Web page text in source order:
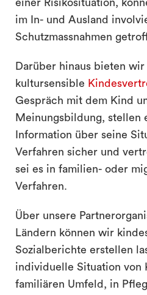
einer Risikosituation,
im In- und Ausland
Schutzmassnahmen
Darüber hinaus bieten
kultursensible
Gespräch mit dem Kind
Meinungsbildung, stellen
Information über seine
Verfahren sicher und
sei es in familien- oder
Verfahren.
Über unsere
Ländern können wir
Sozialberichte erstellen
individuelle Situation von
familiären Umfeld, in